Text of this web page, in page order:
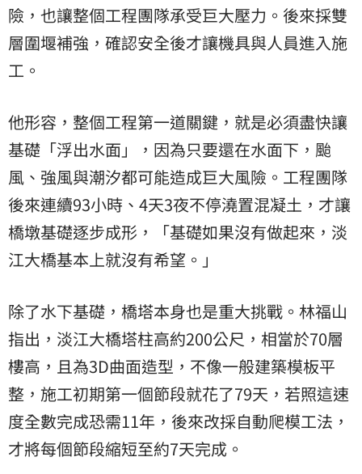
險，也讓整個工程團隊承受巨大壓力。後來採雙
層圍堰補強，確認安全後才讓機具與人員進入施
工。
他形容，整個工程第一道關鍵，就是必須盡快讓
基礎「浮出水面」，因為只要還在水面下，颱
風、強風與潮汐都可能造成巨大風險。工程團隊
後來連續93小時、4天3夜不停澆置混凝土，才讓
橋墩基礎逐步成形，「基礎如果沒有做起來，淡
江大橋基本上就沒有希望。」
除了水下基礎，橋塔本身也是重大挑戰。林福山
指出，淡江大橋塔柱高約200公尺，相當於70層
樓高，且為3D曲面造型，不像一般建築模板平
整，施工初期第一個節段就花了79天，若照這速
度全數完成恐需11年，後來改採自動爬模工法，
才將每個節段縮短至約7天完成。